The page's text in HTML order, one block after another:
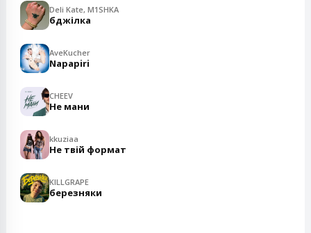
Deli Kate, M1SHKA
бджілка
AveKucher
Napapiri
CHEEV
Не мани
kkuziaa
Не твій формат
KILLGRAPE
березняки